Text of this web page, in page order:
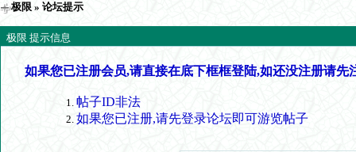
极限 » 论坛提示
极限 提示信息
如果您已注册会员,请直接在底下框框登陆,如还没注册请先
帖子ID非法
如果您已注册,请先登录论坛即可游览帖子